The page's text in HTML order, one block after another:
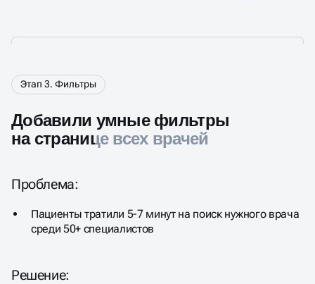
Этап 3. Фильтры
Добавили умные фильтры
на странице всех врачей
Проблема:
Пациенты тратили 5-7 минут на поиск нужного врача
среди 50+ специалистов
Решение: